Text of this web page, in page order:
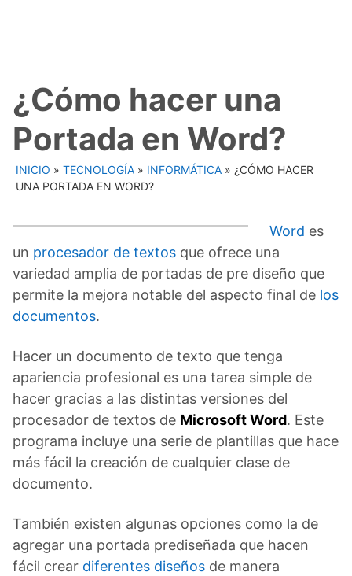
¿Cómo hacer una
Portada en Word?
INICIO » TECNOLOGÍA » INFORMÁTICA » ¿CÓMO HACER
UNA PORTADA EN WORD?
Word es
un procesador de textos que ofrece una
variedad amplia de portadas de pre diseño que
permite la mejora notable del aspecto final de los
documentos.
Hacer un documento de texto que tenga
apariencia profesional es una tarea simple de
hacer gracias a las distintas versiones del
procesador de textos de Microsoft Word. Este
programa incluye una serie de plantillas que hace
más fácil la creación de cualquier clase de
documento.
También existen algunas opciones como la de
agregar una portada prediseñada que hacen
fácil crear diferentes diseños de manera